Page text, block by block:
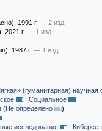
; 1991 г. — 2 изд.
; 2021 г. — 1 изд.
; 1987 г. — 1 изд.
(гуманитарная) научная
| Социальное
(Не определено
)
исследования |